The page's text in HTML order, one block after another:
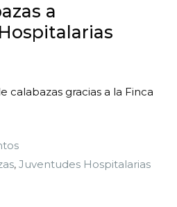
a
calabazas gracias a la Finca
, Juventudes Hospitalarias